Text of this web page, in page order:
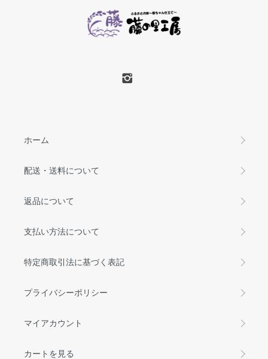
ホーム
配送・送料について
返品について
支払い方法について
特定商取引法に基づく表記
プライバシーポリシー
マイアカウント
カートを見る